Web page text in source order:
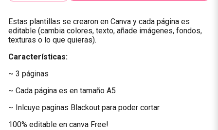
Estas plantillas se crearon en Canva y cada página es
editable (cambia colores, texto, añade imágenes, fondos,
texturas o lo que quieras).
Características:
~ 3 páginas
~ Cada página es en tamaño A5
~ Inlcuye paginas Blackout para poder cortar
100% editable en canva Free!